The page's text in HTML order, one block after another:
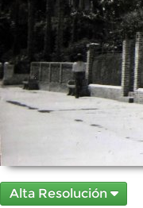
Alta Resolución